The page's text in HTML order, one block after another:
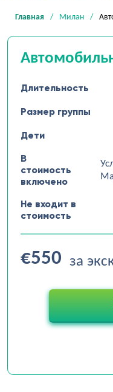
Главная Милан
Длительность
Размер группы
Дети
В
стоимость
включено
Не входит в
стоимость
€550 за